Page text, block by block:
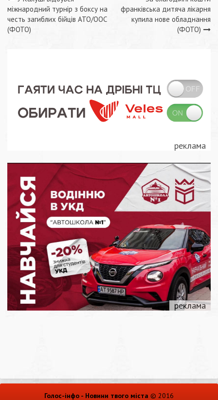
записів
міжнародний турнір з боксу на
честь загиблих бійців АТО/ООС
(ФОТО)
франківська дитяча лікарня
купила нове обладнання
(ФОТО)
Голос-інфо - Новини твого міста © 2016